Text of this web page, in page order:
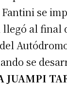
Nombre
Apellidos
se
al final
se
JUAMPI